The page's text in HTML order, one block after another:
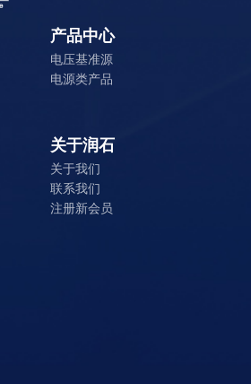
产品中心
电压基准源
电源类产品
关于润石
关于我们
联系我们
注册新会员